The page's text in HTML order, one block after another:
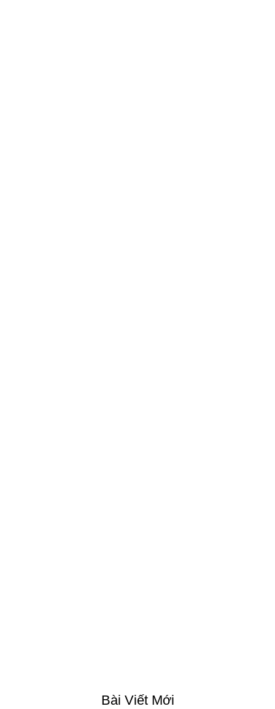
Bài Viết Mới